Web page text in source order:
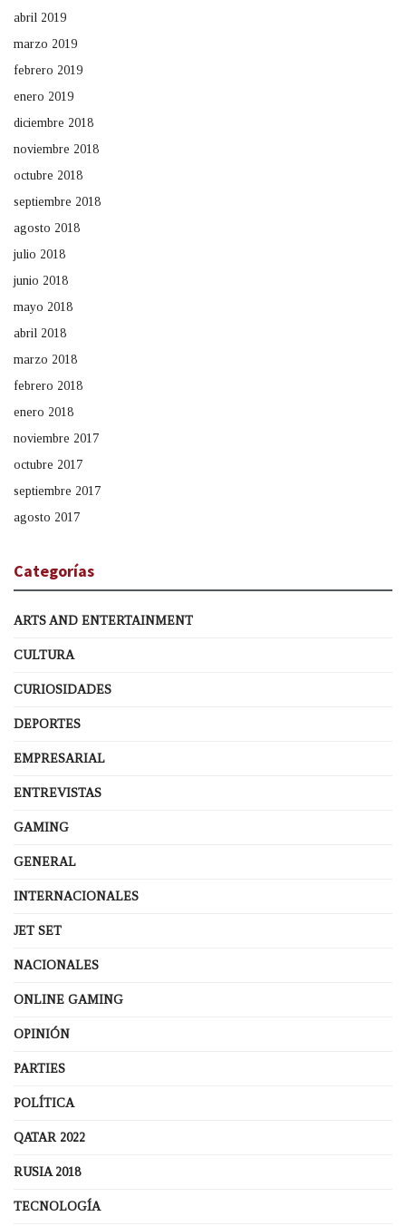
abril 2019
marzo 2019
febrero 2019
enero 2019
diciembre 2018
noviembre 2018
octubre 2018
septiembre 2018
agosto 2018
julio 2018
junio 2018
mayo 2018
abril 2018
marzo 2018
febrero 2018
enero 2018
noviembre 2017
octubre 2017
septiembre 2017
agosto 2017
Categorías
ARTS AND ENTERTAINMENT
CULTURA
CURIOSIDADES
DEPORTES
EMPRESARIAL
ENTREVISTAS
GAMING
GENERAL
INTERNACIONALES
JET SET
NACIONALES
ONLINE GAMING
OPINIÓN
PARTIES
POLÍTICA
QATAR 2022
RUSIA 2018
TECNOLOGÍA